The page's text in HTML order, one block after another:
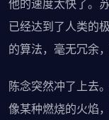
他的速度太快了。
已经达到了人类的
的算法，毫无冗余
陈念突然冲了上去
像某种燃烧的火焰